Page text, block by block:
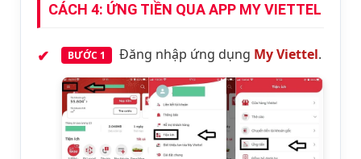
CÁCH 4: ỨNG TIỀN QUA APP MY VIETTEL
BƯỚC 1 Đăng nhập ứng dụng My Viettel.